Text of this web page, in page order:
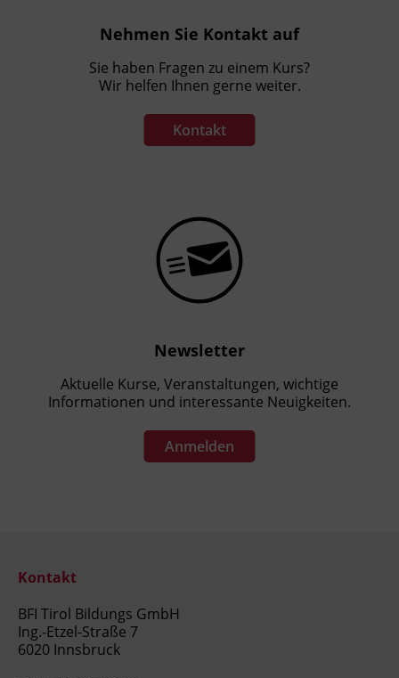
Nehmen Sie Kontakt auf
Sie haben Fragen zu einem Kurs?
Wir helfen Ihnen gerne weiter.
Kontakt
Newsletter
Aktuelle Kurse, Veranstaltungen, wichtige
Informationen und interessante Neuigkeiten.
Anmelden
Kontakt
BFI Tirol Bildungs GmbH
Ing.-Etzel-Straße 7
6020 Innsbruck